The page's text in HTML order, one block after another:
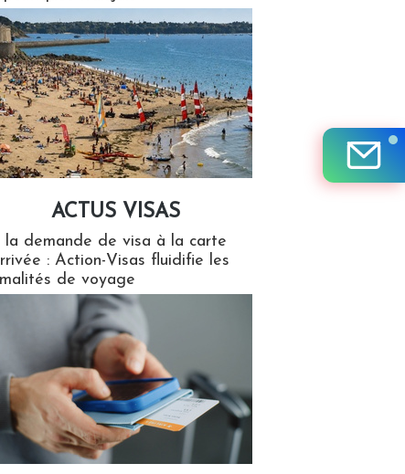
ACTUS VISAS
la demande de visa à la carte
: Action-Visas fluidifie les
de voyage